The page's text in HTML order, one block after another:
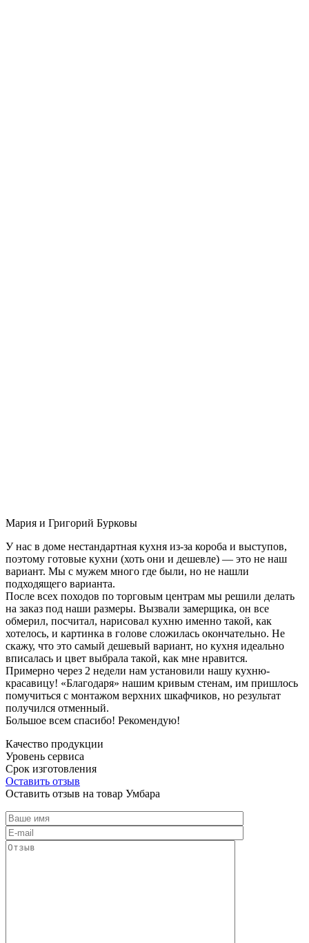
Мария и Григорий Бурковы
У нас в доме нестандартная кухня из-за короба и выступов,
поэтому готовые кухни (хоть они и дешевле) — это не наш
вариант. Мы с мужем много где были, но не нашли
подходящего варианта.
После всех походов по торговым центрам мы решили делать
на заказ под наши размеры. Вызвали замерщика, он все
обмерил, посчитал, нарисовал кухню именно такой, как
хотелось, и картинка в голове сложилась окончательно. Не
скажу, что это самый дешевый вариант, но кухня идеально
вписалась и цвет выбрала такой, как мне нравится.
Примерно через 2 недели нам установили нашу кухню-
красавицу! «Благодаря» нашим кривым стенам, им пришлось
помучиться с монтажом верхних шкафчиков, но результат
получился отменный.
Большое всем спасибо! Рекомендую!
Качество продукции
Уровень сервиса
Срок изготовления
Оставить отзыв
Оставить отзыв на товар Умбара